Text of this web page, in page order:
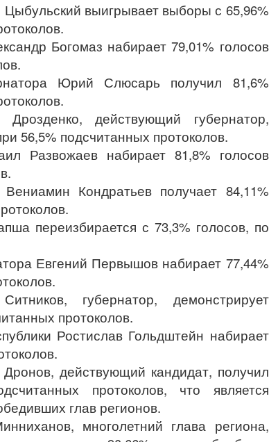
Цыбульский выигрывает выборы с 65,96%
Богомаз набирает 79,01% голосов
Юрий Слюсарь получил 81,6%
действующий губернатор,
56,5% подсчитанных протоколов.
Развожаев набирает 81,8% голосов
Кондратьев получает 84,11%
переизбирается с 73,3% голосов, по
Евгений Первышов набирает 77,44%
губернатор, демонстрирует
протоколов.
Ростислав Гольдштейн набирает
действующий кандидат, получил
протоколов, что является
глав регионов.
многолетний глава региона,